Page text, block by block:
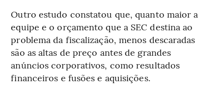
Outro estudo constatou que, quanto maior a
equipe e o orçamento que a SEC destina ao
problema da fiscalização, menos descaradas
são as altas de preço antes de grandes
anúncios corporativos, como resultados
financeiros e fusões e aquisições.